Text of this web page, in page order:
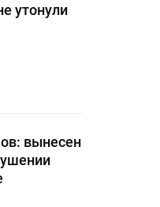
утонули
вынесен